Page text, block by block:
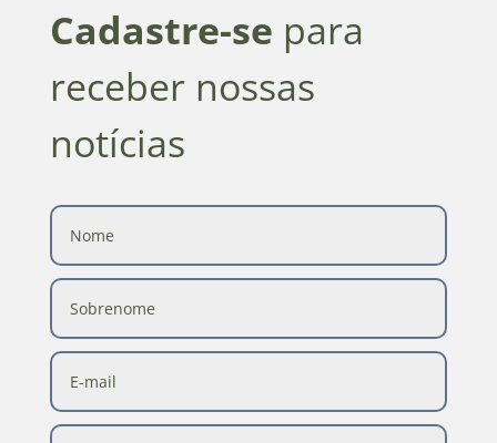
Cadastre-se para
receber nossas
notícias